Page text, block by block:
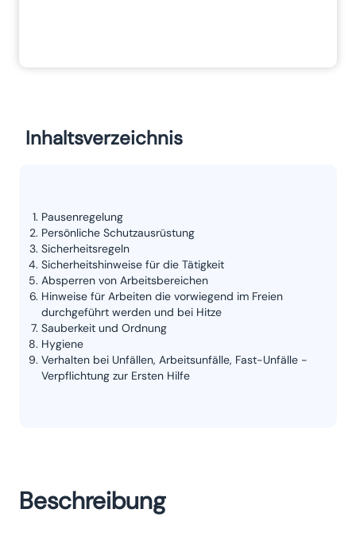
Inhaltsverzeichnis
Pausenregelung
Persönliche Schutzausrüstung
Sicherheitsregeln
Sicherheitshinweise für die Tätigkeit
Absperren von Arbeitsbereichen
Hinweise für Arbeiten die vorwiegend im Freien
durchgeführt werden und bei Hitze
Sauberkeit und Ordnung
Hygiene
Verhalten bei Unfällen, Arbeitsunfälle, Fast-Unfälle -
Verpflichtung zur Ersten Hilfe
Beschreibung